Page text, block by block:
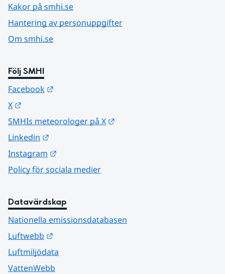
Kakor på smhi.se
Hantering av personuppgifter
Om smhi.se
Följ SMHI
Facebook
X
SMHIs meteorologer på X
Linkedin
Instagram
Policy för sociala medier
Datavärdskap
Nationella emissionsdatabasen
Luftwebb
Luftmiljödata
VattenWebb